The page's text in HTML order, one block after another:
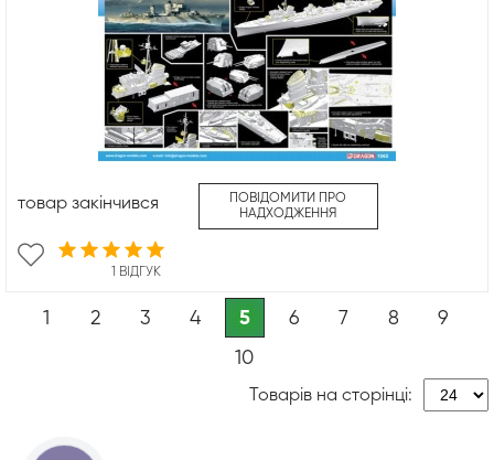
1 ВІДГУК
товар закінчився
ПОВІДОМИТИ ПРО
НАДХОДЖЕННЯ
1 2 3 4 5 6 7 8
9
10
Товарів на сторінці: